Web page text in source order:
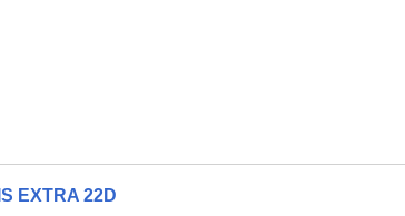
EXTRA 22D